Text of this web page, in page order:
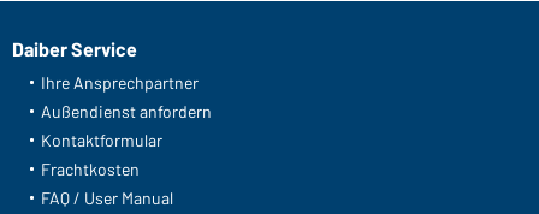
Daiber Service
Ihre Ansprechpartner
Außendienst anfordern
Kontaktformular
Frachtkosten
FAQ / User Manual